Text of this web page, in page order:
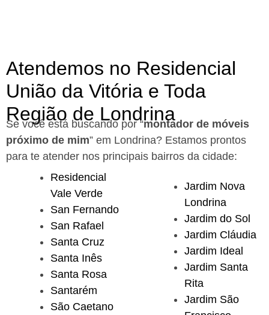
Atendemos no Residencial
União da Vitória e Toda
Região de Londrina
Se você está buscando por “montador de móveis
próximo de mim” em Londrina? Estamos prontos
para te atender nos principais bairros da cidade:
Residencial
Vale Verde
San Fernando
San Rafael
Santa Cruz
Santa Inês
Santa Rosa
Santarém
São Caetano
Jardim Nova
Londrina
Jardim do Sol
Jardim Cláudia
Jardim Ideal
Jardim Santa
Rita
Jardim São